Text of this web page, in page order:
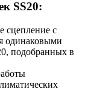
SS20:
сцепление с
одинаковыми
подобранных в